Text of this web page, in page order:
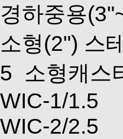
경하중용
소형(2") 스
5 소형캐스
WIC-1/1.5
WIC-2/2.5